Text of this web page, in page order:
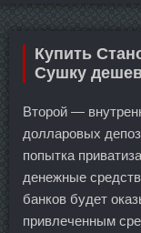
Купить
Сушку
Второй —
долларовых
попытка
денежные
банков будет
привлеченным